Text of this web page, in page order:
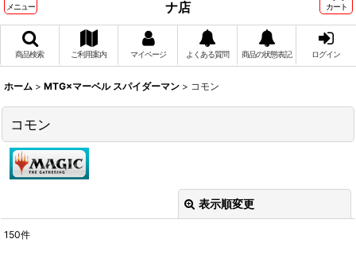
メニュー
ナ店
カート
商品検索 ご利用案内 マイページ よくある質問 商品の状態表記 ログイン
ホーム > MTG×マーベル スパイダーマン > コモン
コモン
表示順変更
150件